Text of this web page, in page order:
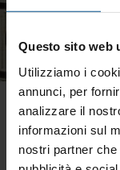
Questo sito web
Utilizziamo i
annunci, per
analizzare il
informazioni sul
nostri partner